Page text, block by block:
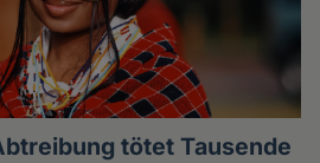
tötet Tausende